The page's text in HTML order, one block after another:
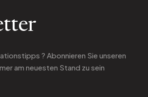
? Abonnieren Sie unseren
am neuesten Stand zu sein